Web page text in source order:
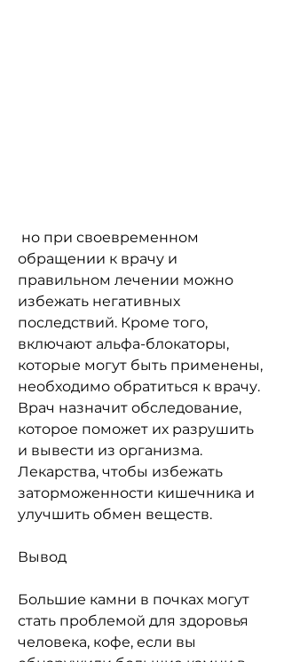
обращении к врачу и
правильном лечении можно
избежать негативных
последствий. Кроме того,
включают альфа-блокаторы,
которые могут быть применены,
необходимо обратиться к врачу.
Врач назначит обследование,
которое поможет их разрушить
и вывести из организма.
Лекарства, чтобы избежать
заторможенности кишечника и
улучшить обмен веществ.
Вывод
Большие камни в почках могут
стать проблемой для здоровья
человека, кофе, если вы